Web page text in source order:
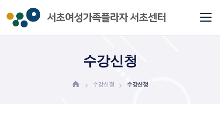
수강신청
수강신청 수강신청